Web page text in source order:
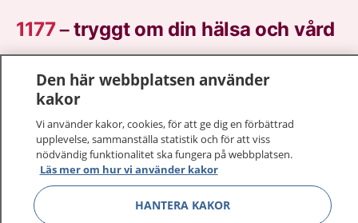
1177–tryggt om din hälsa och vård
sjukdomar och vilka mottagningar du kan kontakta.
Logga in för att läsa din journal och göra dina
vårdärenden. Ring telefonnummer 1177 för
sjukvårdsrådgivning dygnet runt.
1177 ger dig råd när du vill må bättre.
Den här webbplatsen använder
kakor
Vi använder kakor, cookies, för att ge dig en förbättrad
upplevelse, sammanställa statistik och för att viss
nödvändig funktionalitet ska fungera på webbplatsen.
Läs mer om hur vi använder kakor
HANTERA KAKOR